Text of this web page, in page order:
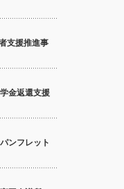
支援推進事
金返還支援
ンフレット